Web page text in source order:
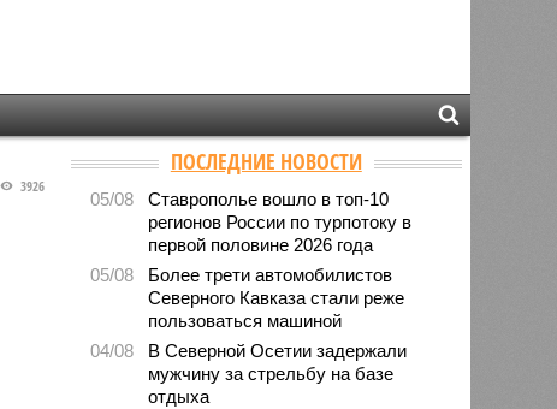
3926
ПОСЛЕДНИЕ НОВОСТИ
05/08
Ставрополье вошло в топ-10
регионов России по турпотоку в
первой половине 2026 года
05/08
Более трети автомобилистов
Северного Кавказа стали реже
пользоваться машиной
04/08
В Северной Осетии задержали
мужчину за стрельбу на базе
отдыха